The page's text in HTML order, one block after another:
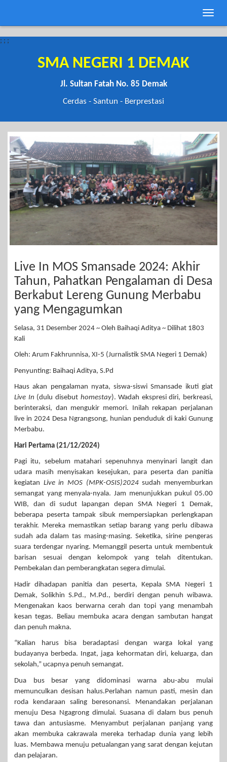
; ; ;
Toggle
SMA NEGERI 1 DEMAK
Jl. Sultan Fatah No. 85 Demak
Cerdas - Santun - Berprestasi
Live In MOS Smansade 2024: Akhir
Tahun, Pahatkan Pengalaman di Desa
Berkabut Lereng Gunung Merbabu
yang Mengagumkan
Selasa, 31 Desember 2024 ~ Oleh Baihaqi Aditya ~ Dilihat 1803
Kali
Oleh: Arum Fakhrunnisa, XI-5 (Jurnalistik SMA Negeri 1 Demak)
Penyunting: Baihaqi Aditya, S.Pd
Haus akan pengalaman nyata, siswa-siswi Smansade ikuti giat
Live In (dulu disebut homestay). Wadah ekspresi diri, berkreasi,
berinteraksi, dan mengukir memori. Inilah rekapan perjalanan
live in 2024 Desa Ngrangsong, hunian penduduk di kaki Gunung
Merbabu.
Hari Pertama (21/12/2024)
Pagi itu, sebelum matahari sepenuhnya menyinari langit dan
udara masih menyisakan kesejukan, para peserta dan panitia
kegiatan Live in MOS (MPK-OSIS)2024sudah menyemburkan
semangat yang menyala-nyala. Jam menunjukkan pukul 05.00
WIB, dan di sudut lapangan depan SMA Negeri 1 Demak,
beberapa peserta tampak sibuk mempersiapkan perlengkapan
terakhir. Mereka memastikan setiap barang yang perlu dibawa
sudah ada dalam tas masing-masing. Seketika, sirine pengeras
suara terdengar nyaring. Memanggil peserta untuk membentuk
barisan sesuai dengan kelompok yang telah ditentukan.
Pembekalan dan pemberangkatan segera dimulai.
Hadir dihadapan panitia dan peserta, Kepala SMA Negeri 1
Demak, Solikhin S.Pd., M.Pd., berdiri dengan penuh wibawa.
Mengenakan kaos berwarna cerah dan topi yang menambah
kesan tegas. Beliau membuka acara dengan sambutan hangat
dan penuh makna.
“Kalian harus bisa beradaptasi dengan warga lokal yang
budayanya berbeda. Ingat, jaga kehormatan diri, keluarga, dan
sekolah,” ucapnya penuh semangat.
Dua bus besar yang didominasi warna abu-abu mulai
memunculkan desisan halus.Perlahan namun pasti, mesin dan
roda kendaraan saling beresonansi. Menandakan perjalanan
menuju Desa Ngagrong dimulai. Suasana di dalam bus penuh
tawa dan antusiasme. Menyambut perjalanan panjang yang
akan membuka cakrawala mereka terhadap dunia yang lebih
luas. Membawa menuju petualangan yang sarat dengan kejutan
dan pelajaran.